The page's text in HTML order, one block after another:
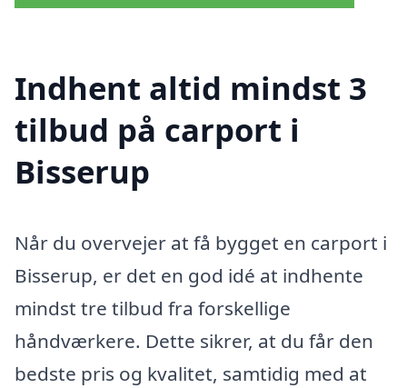
Indhent altid mindst 3
tilbud på carport i
Bisserup
Når du overvejer at få bygget en carport i
Bisserup, er det en god idé at indhente
mindst tre tilbud fra forskellige
håndværkere. Dette sikrer, at du får den
bedste pris og kvalitet, samtidig med at